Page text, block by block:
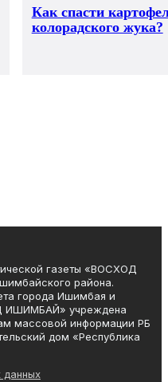
Как спасти
колорадского жука?
газеты «ВОСХОД
района.
города Ишимбая и
ИШИМБАЙ» учреждена
массовой информации РБ
дом «Республика
данных